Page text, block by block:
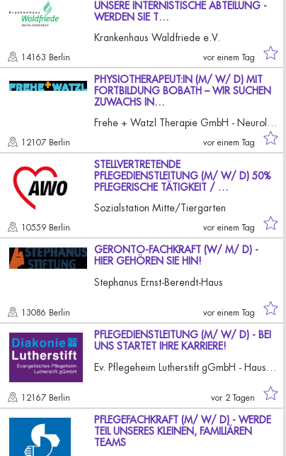
UNSERE INTERNISTISCHE ABTEILUNG -
WERDEN SIE T…
Krankenhaus Waldfriede e.V.
14163 Berlin vor einem Tag
PHYSIOTHERAPEUT:IN (M/ W/ D) MIT
FORTBILDUNG BOBATH – WIR SUCHEN
ZUWACHS IN…
12107 Berlin vor einem Tag
STELLVERTRETENDE
PFLEGEDIENSTLEITUNG (M/ W/ D) 50%
PFLEGERISCHE TÄTIGKEIT / …
Sozialstation Mitte/Tiergarten
10559 Berlin vor einem Tag
GERONTO-FACHKRAFT (W/ M/ D) -
HIER GEHÖREN SIE HIN!
Stephanus Ernst-Berendt-Haus
13086 Berlin vor einem Tag
PFLEGEDIENSTLEITUNG (M/ W/ D) - BEI
UNS STARTET IHRE KARRIERE!
12167 Berlin vor 2 Tagen
PFLEGEFACHKRAFT (M/ W/ D) - WERDE
TEIL UNSERES KLEINEN, FAMILIÄREN
TEAMS